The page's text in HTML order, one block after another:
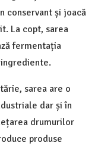
conservant și joacă
La copt, sarea
fermentația
sarea are o
dar și în
drumurilor
produse